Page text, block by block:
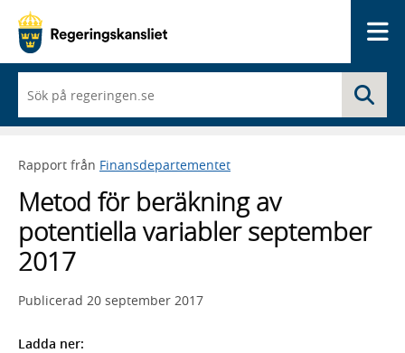
du
börjar
skriva
framträder
lista
med
sökförslag
Rapport från Finansdepartementet
Metod för beräkning av
potentiella variabler september
2017
Publicerad 20 september 2017
Ladda ner: